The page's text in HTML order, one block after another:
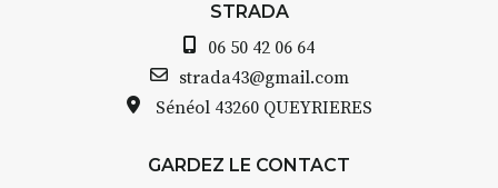
8h : rendez-vous au point de
départ
sur site
pique-nique sur place (repas à
13h30 – 17h30 : reprise sur
STRADA
06 50 42 06 64
strada43@gmail.com
Sénéol 43260 QUEYRIERES
GARDEZ LE CONTACT